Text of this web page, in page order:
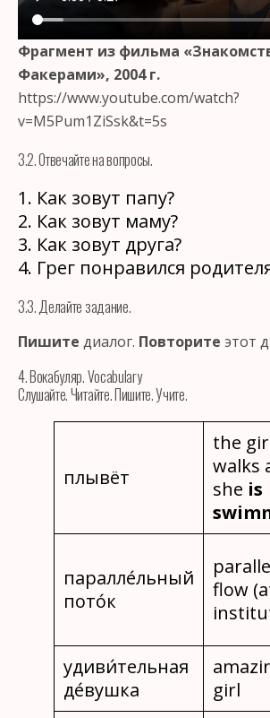
Фрагмент из фильма
Факерами», 2004 г.
https://www.youtube.com/watch?
v=M5Pum1ZiSsk&t=5s
3.2. Отвечайте на вопросы.
1. Как зовут папу?
2. Как зовут маму?
3. Как зовут друга?
4. Грег понравился
3.3. Делайте задание.
Пишите диалог. Повторите этот
4. Вокабуляр. Vocabulary
Слушайте. Читайте. Пишите. Учите.
плывёт
the
walks
she is
паралле́льный
пото́к
flow
удиви́тельная
де́вушка
girl